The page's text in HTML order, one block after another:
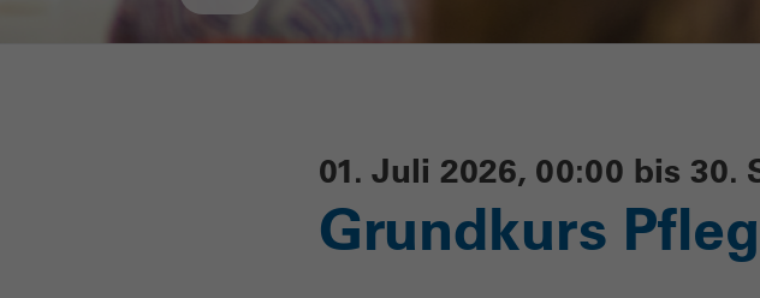
01. Juli 2026, 00:00 bis 30.
Grundkurs